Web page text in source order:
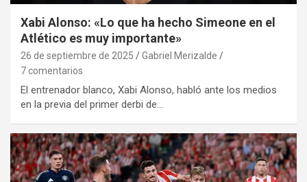
Xabi Alonso: «Lo que ha hecho Simeone en el
Atlético es muy importante»
26 de septiembre de 2025
Gabriel Merizalde
7 comentarios
El entrenador blanco, Xabi Alonso, habló ante los medios
en la previa del primer derbi de…